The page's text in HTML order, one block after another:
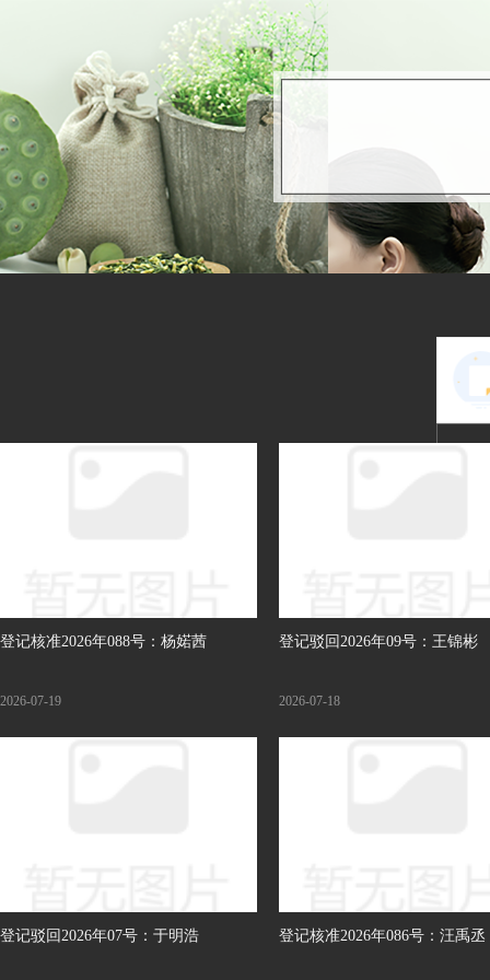
登记核准2026年088号：杨婼茜
2026-07-19
登记驳回2026年09号：王锦彬
2026-07-18
登记驳回2026年07号：于明浩 登记核准2026年086号：汪禹丞